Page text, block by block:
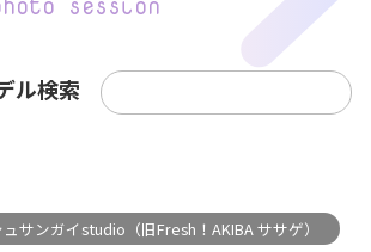
ル検索
サンガイstudio（旧Fresh！AKIBA ササゲ）